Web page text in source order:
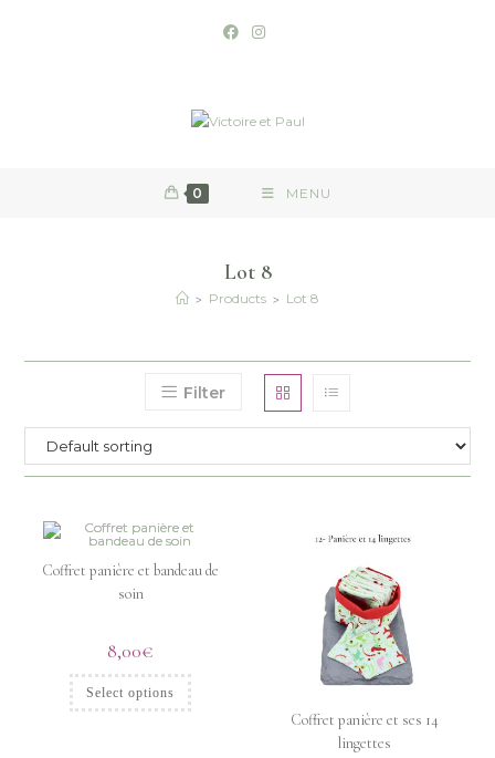
0 MENU
Lot 8
> Products > Lot 8
Filter
Coffret panière et bandeau de
soin
8,00€
Select options
Coffret panière et ses 14
lingettes